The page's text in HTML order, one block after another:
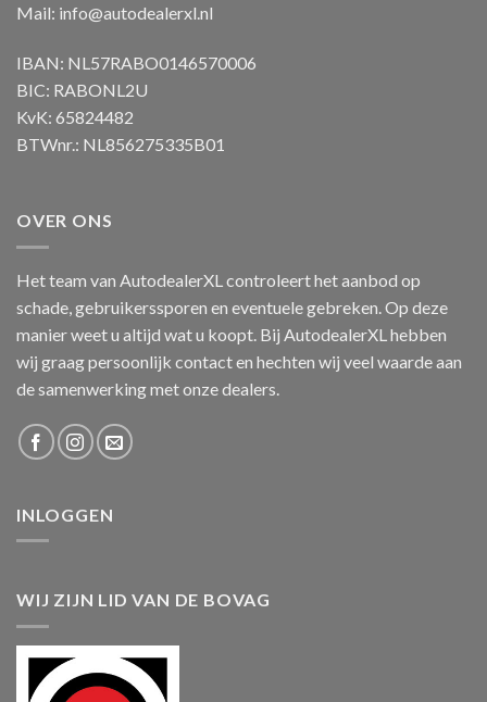
Mail: info@autodealerxl.nl
IBAN: NL57RABO0146570006
BIC: RABONL2U
KvK: 65824482
BTWnr.: NL856275335B01
OVER ONS
Het team van AutodealerXL controleert het aanbod op
schade, gebruikerssporen en eventuele gebreken. Op deze
manier weet u altijd wat u koopt. Bij AutodealerXL hebben
wij graag persoonlijk contact en hechten wij veel waarde aan
de samenwerking met onze dealers.
INLOGGEN
WIJ ZIJN LID VAN DE BOVAG